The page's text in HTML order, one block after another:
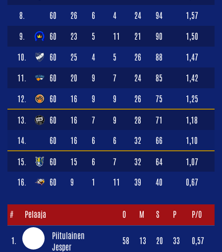
8. 60 26 6 4 24 94 1,57
9. 60 23 5 11 21 90 1,50
10. 60 25 4 5 26 88 1,47
11. 60 20 9 7 24 85 1,42
12. 60 16 9 9 26 75 1,25
13. 60 16 7 9 28 71 1,18
14. 60 16 6 6 32 66 1,10
15. 60 15 6 7 32 64 1,07
16. 60 9 1 11 39 40 0,67
# Pelaaja O M S P P/O
1.
Piitulainen
Jesper
58 13 20 33 0,57